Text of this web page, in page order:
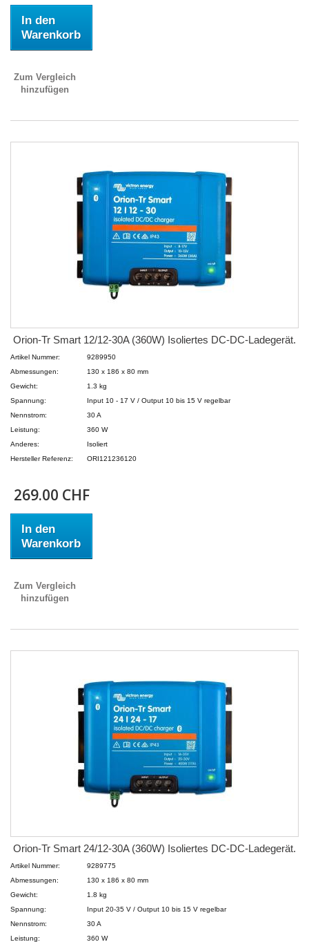
In den
Warenkorb
Zum Vergleich
hinzufügen
Orion-Tr Smart 12/12-30A (360W) Isoliertes DC-DC-Ladegerät.
Artikel Nummer:
9289950
Abmessungen:
130 x 186 x 80 mm
Gewicht:
1.3 kg
Spannung:
Input 10 - 17 V / Output 10 bis 15 V regelbar
Nennstrom:
30 A
Leistung:
360 W
Anderes:
Isoliert
Hersteller Referenz:
ORI121236120
269.00 CHF
In den
Warenkorb
Zum Vergleich
hinzufügen
Orion-Tr Smart 24/12-30A (360W) Isoliertes DC-DC-Ladegerät.
Artikel Nummer:
9289775
Abmessungen:
130 x 186 x 80 mm
Gewicht:
1.8 kg
Spannung:
Input 20-35 V / Output 10 bis 15 V regelbar
Nennstrom:
30 A
Leistung:
360 W